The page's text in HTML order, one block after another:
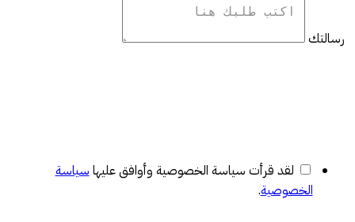
رسالتك
لقد قرأت سياسة الخصوصية وأوافق عليها سياسة
الخصوصية.